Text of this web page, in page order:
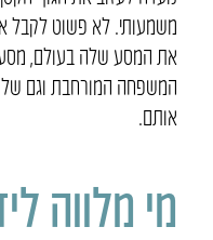
משמעותי. לא פשוט
את המסע שלה בעולם,
המשפחה המורחבת וגם של
אותם.
מי מלווה